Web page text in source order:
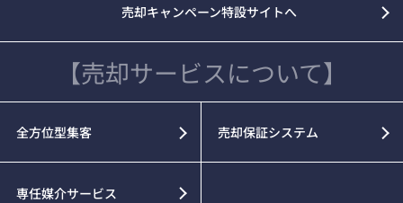
売却キャンペーン特設サイトへ
【売却サービスについて】
全方位型集客 売却保証システム
専任媒介サービス